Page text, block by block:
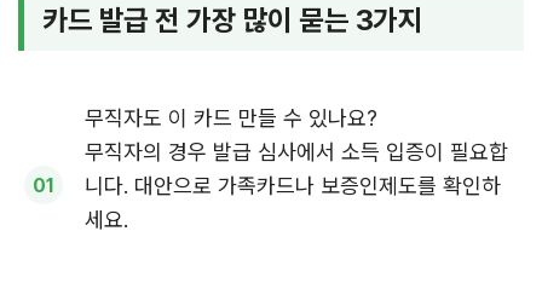
카드 발급 전 가장 많이 묻는 3가지
무직자도 이 카드 만들 수 있나요?
무직자의 경우 발급 심사에서 소득 입증이 필요합
니다. 대안으로 가족카드나 보증인제도를 확인하
세요.